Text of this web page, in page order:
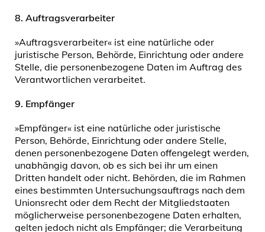
8. Auftragsverarbeiter
»Auftragsverarbeiter« ist eine natürliche oder
juristische Person, Behörde, Einrichtung oder andere
Stelle, die personenbezogene Daten im Auftrag des
Verantwortlichen verarbeitet.
9. Empfänger
»Empfänger« ist eine natürliche oder juristische
Person, Behörde, Einrichtung oder andere Stelle,
denen personenbezogene Daten offengelegt werden,
unabhängig davon, ob es sich bei ihr um einen
Dritten handelt oder nicht. Behörden, die im Rahmen
eines bestimmten Untersuchungsauftrags nach dem
Unionsrecht oder dem Recht der Mitgliedstaaten
möglicherweise personenbezogene Daten erhalten,
gelten jedoch nicht als Empfänger; die Verarbeitung